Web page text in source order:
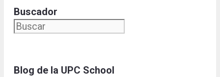
Buscador
Blog de la UPC School